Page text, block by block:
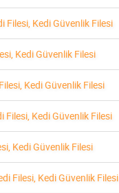
Filesi, Kedi Güvenlik Filesi
Kedi Güvenlik Filesi
Kedi Güvenlik Filesi
Filesi, Kedi Güvenlik Filesi
Kedi Güvenlik Filesi
Filesi, Kedi Güvenlik Filesi